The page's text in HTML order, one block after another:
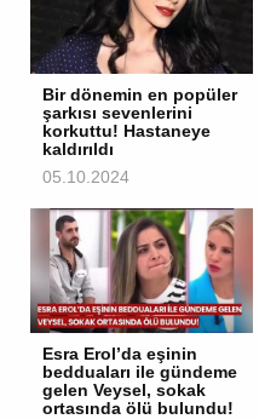
Bir dönemin en popüler
şarkısı sevenlerini
korkuttu! Hastaneye
kaldırıldı
05.10.2024
Esra Erol’da eşinin
bedduaları ile gündeme
gelen Veysel, sokak
ortasında ölü bulundu!